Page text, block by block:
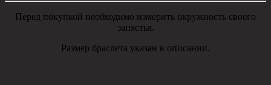
Перед покупкой необходимо измерить окружность своего
запястья.
Размер браслета указан в описании.